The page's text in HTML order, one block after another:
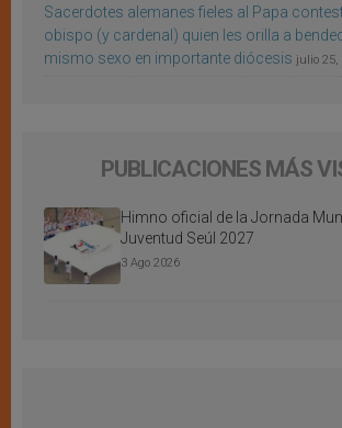
Sacerdotes alemanes fieles al Papa
obispo (y cardenal) quien les orilla a
mismo sexo en importante diócesis julio 25,
PUBLICACIONES MÁS
Himno oficial de la Jornada
Juventud Seúl 2027
3 Ago 2026